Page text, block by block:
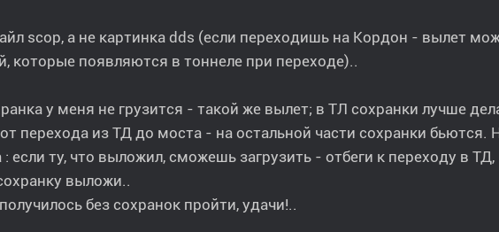
scop, а не картинка dds (если переходишь на Кордон - вылет
которые появляются в тоннеле при переходе)..
у меня не грузится - такой же вылет; в ТЛ сохранки лучше
перехода из ТД до моста - на остальной части сохранки бьются.
: если ту, что выложил, сможешь загрузить - отбеги к переходу в ТД,
выложи..
без сохранок пройти, удачи!..